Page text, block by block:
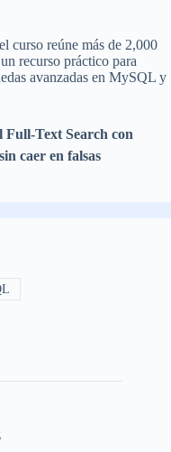
curso reúne más de 2,000
recurso práctico para
avanzadas en MySQL y
Full-Text Search con
caer en falsas